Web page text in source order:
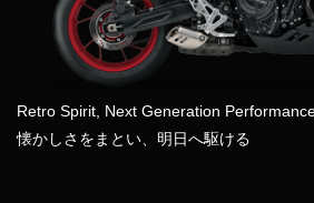
Retro Spirit, Next Generation
懐かしさをまとい、明日へ駆ける